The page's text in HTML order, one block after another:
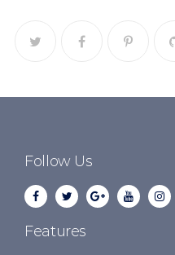
Follow Us
Features